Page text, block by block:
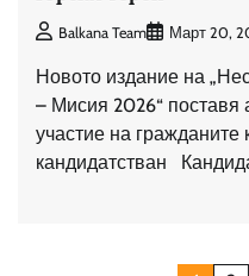
Balkana Team Март 20,
Новото издание на
– Мисия 2026“ поставя
участие на гражданите
кандидатстван